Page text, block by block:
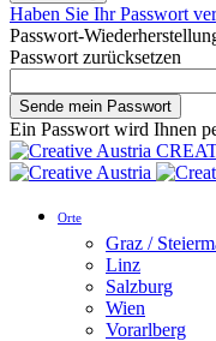
Haben Sie Ihr Passwort
Passwort-
Passwort zurücksetzen
Ein Passwort wird Ihnen
Orte
Graz /
Linz
Salzburg
Wien
Vorarlberg